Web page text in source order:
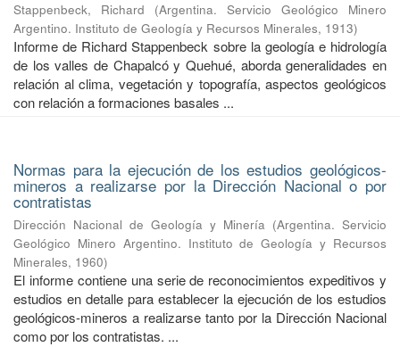
Stappenbeck, Richard (Argentina. Servicio Geológico Minero
Argentino. Instituto de Geología y Recursos Minerales, 1913)
Informe de Richard Stappenbeck sobre la geología e hidrología
de los valles de Chapalcó y Quehué, aborda generalidades en
relación al clima, vegetación y topografía, aspectos geológicos
con relación a formaciones basales ...
Normas para la ejecución de los estudios geológicos-
mineros a realizarse por la Dirección Nacional o por
contratistas
Dirección Nacional de Geología y Minería (Argentina. Servicio
Geológico Minero Argentino. Instituto de Geología y Recursos
Minerales, 1960)
El informe contiene una serie de reconocimientos expeditivos y
estudios en detalle para establecer la ejecución de los estudios
geológicos-mineros a realizarse tanto por la Dirección Nacional
como por los contratistas. ...